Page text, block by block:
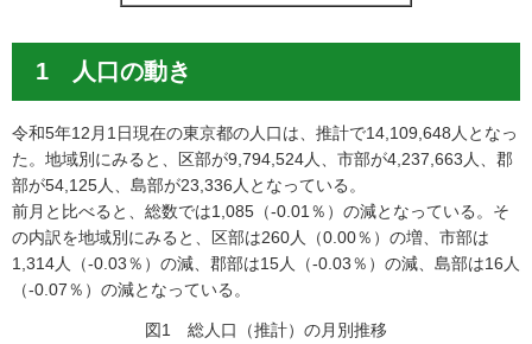
1 人口の動き
令和5年12月1日現在の東京都の人口は、推計で14,109,648人となっ
た。地域別にみると、区部が9,794,524人、市部が4,237,663人、郡
部が54,125人、島部が23,336人となっている。
前月と比べると、総数では1,085（-0.01％）の減となっている。そ
の内訳を地域別にみると、区部は260人（0.00％）の増、市部は
1,314人（-0.03％）の減、郡部は15人（-0.03％）の減、島部は16人
（-0.07％）の減となっている。
図1 総人口（推計）の月別推移